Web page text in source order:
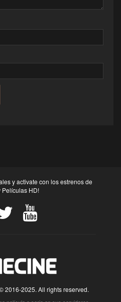
y activate con los estrenos de
Películas HD!
2016-2025. All rights reserved.